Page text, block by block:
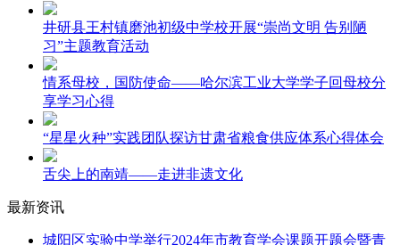
井研县王村镇磨池初级中学校开展“崇尚文明 告别陋
习”主题教育活动
情系母校，国防使命——哈尔滨工业大学学子回母校分
享学习心得
“星星火种”实践团队探访甘肃省粮食供应体系心得体会
舌尖上的南靖——走进非遗文化
最新资讯
城阳区实验中学举行2024年市教育学会课题开题会暨青